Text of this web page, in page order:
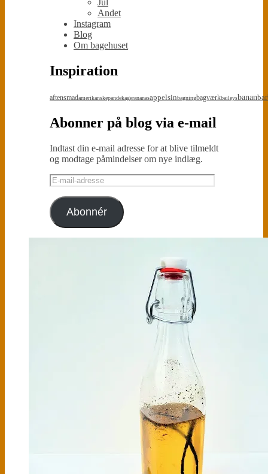
Jul
Andet
Instagram
Blog
Om bagehuset
Inspiration
aftensmadamerikanskepandekagerananasappelsinbagningbagværkbaileysbananbar
Abonner på blog via e-mail
Indtast din e-mail adresse for at blive tilmeldt
og modtage påmindelser om nye indlæg.
E-
mail-
adresse
Abonnér